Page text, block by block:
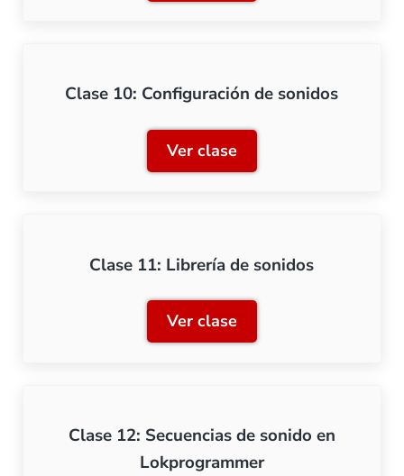
Clase 10: Configuración de sonidos
Ver claseClase 10: Configuración
Clase 11: Librería de sonidos
Ver claseClase 11: Librería de
Clase 12: Secuencias de sonido en
Lokprogrammer